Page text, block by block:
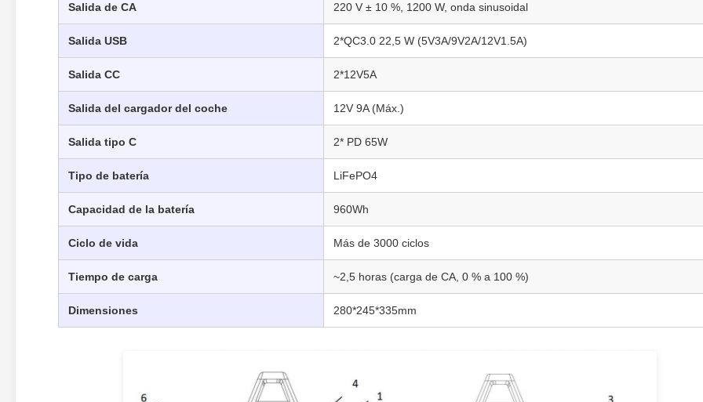
Salida de CA 220 V ± 10 %, 1200 W, onda sinusoidal
Salida USB 2*QC3.0 22,5 W (5V3A/9V2A/12V1.5A)
Salida CC 2*12V5A
Salida del cargador del coche 12V 9A (Máx.)
Salida tipo C 2* PD 65W
Tipo de batería LiFePO4
Capacidad de la batería 960Wh
Ciclo de vida Más de 3000 ciclos
Tiempo de carga ~2,5 horas (carga de CA, 0 % a 100 %)
Dimensiones 280*245*335mm